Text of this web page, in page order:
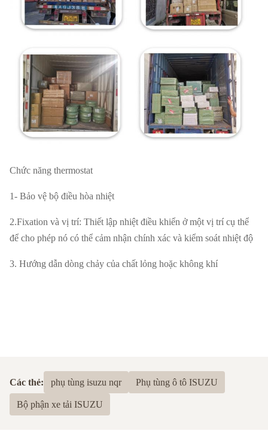
Chức năng thermostat
1- Bảo vệ bộ điều hòa nhiệt
2.Fixation và vị trí: Thiết lập nhiệt điều khiển ở một vị trí cụ thể
để cho phép nó có thể cảm nhận chính xác và kiểm soát nhiệt độ
3. Hướng dẫn dòng chảy của chất lỏng hoặc không khí
Các thẻ: phụ tùng isuzu nqr Phụ tùng ô tô ISUZU
Bộ phận xe tải ISUZU